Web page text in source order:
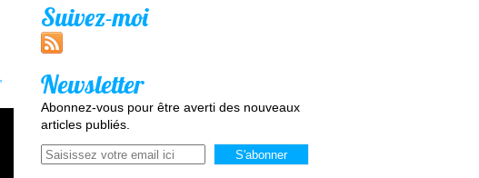
Suivez-moi
Newsletter
Abonnez-vous pour être averti des nouveaux
articles publiés.
Email